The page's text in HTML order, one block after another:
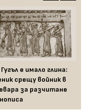
е имало глина:
срещу войник в
за разчитане